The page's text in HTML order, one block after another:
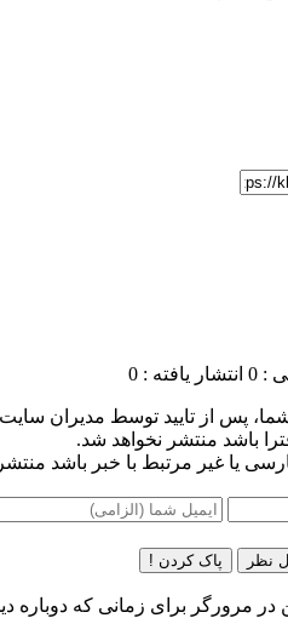
: 0 انتشار یافته : 0
پس از تایید توسط مدیران
باشد منتشر نخواهد شد.
یا غیر مرتبط با خبر باشد
نظر پاک کردن !
در مرورگر برای زمانی که دوباره